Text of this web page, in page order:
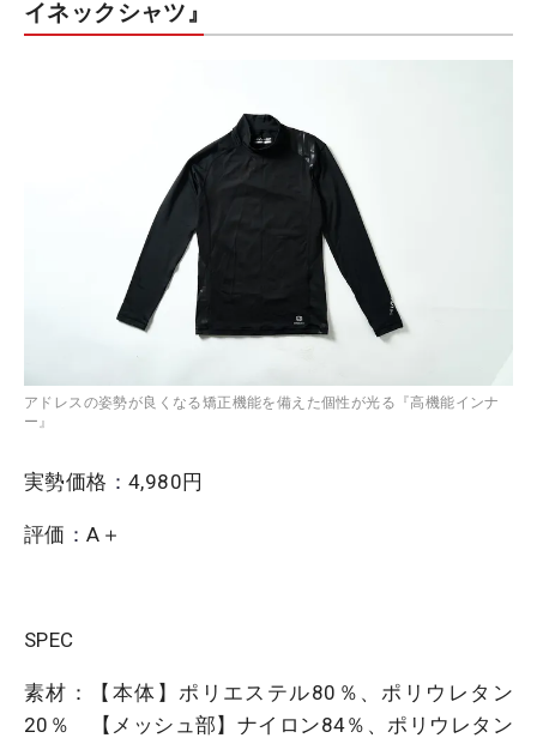
イネックシャツ』
アドレスの姿勢が良くなる矯正機能を備えた個性が光る『高機能インナ
ー』
実勢価格 ：4,980円
評価 ：A＋
SPEC
素材：【本体】ポリエステル80％、ポリウレタン
20％ 【メッシュ部】ナイロン84％、ポリウレタン